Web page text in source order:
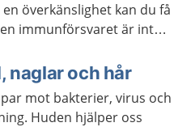
överkänslighet kan du få
naglar och hår
mot bakterier, virus och
Huden hjälper oss